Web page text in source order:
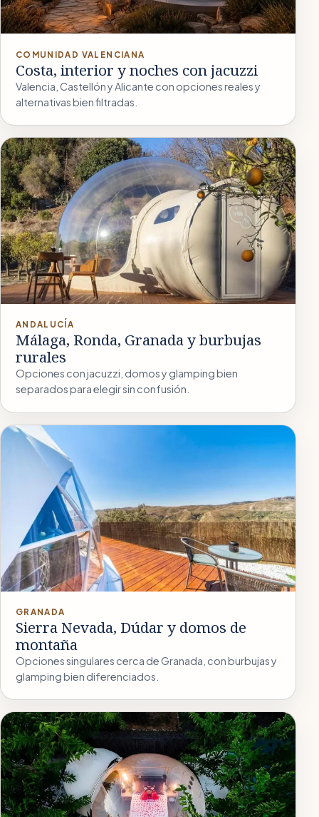
COMUNIDAD VALENCIANA
Costa, interior y noches con jacuzzi
Valencia, Castellón y Alicante con opciones reales y
alternativas bien filtradas.
ANDALUCÍA
Málaga, Ronda, Granada y burbujas
rurales
Opciones con jacuzzi, domos y glamping bien
separados para elegir sin confusión.
GRANADA
Sierra Nevada, Dúdar y domos de
montaña
Opciones singulares cerca de Granada, con burbujas y
glamping bien diferenciados.